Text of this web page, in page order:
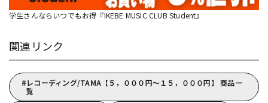
学生さんならいつでもお得『IKEBE MUSIC CLUB Student』
関連リンク
レコーディング/TAMA【５，０００円～１５，０００円】 商品一
覧